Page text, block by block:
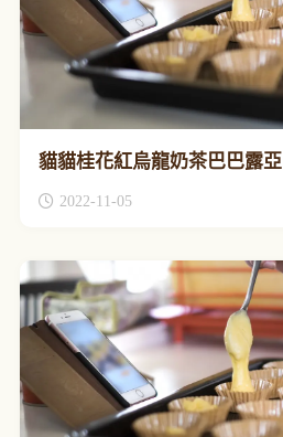
貓貓桂花紅烏龍奶茶巴巴露亞
2022-11-05